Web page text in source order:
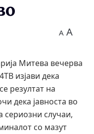
A A
Митева вечерва
изјави дека
резултат на
дека јавноста во
сериозни случаи,
со мазут